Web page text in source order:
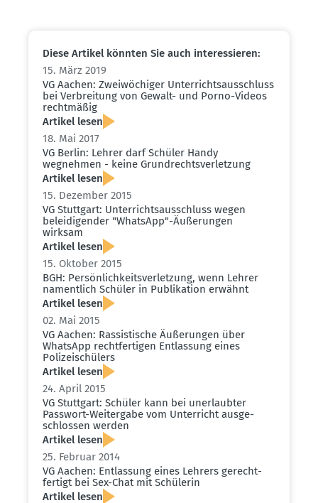
Diese Artikel könnten Sie auch inter­es­sieren:
15. März 2019
VG Aachen: Zweiwö­chiger Unter­richts­aus­schluss
bei Verbreitung von Gewalt- und Porno-Videos
recht­mäßig
Artikel lesen
18. Mai 2017
VG Berlin: Lehrer darf Schüler Handy
wegnehmen - keine Grund­rechts­ver­letzung
Artikel lesen
15. Dezember 2015
VG Stuttgart: Unter­richts­aus­schluss wegen
belei­di­gender "WhatsApp"-Äußerungen
wirksam
Artikel lesen
15. Oktober 2015
BGH: Persön­lich­keits­ver­letzung, wenn Lehrer
namentlich Schüler in Publi­kation erwähnt
Artikel lesen
02. Mai 2015
VG Aachen: Rassis­tische Äußerungen über
WhatsApp recht­fer­tigen Entlassung eines
Polizei­schülers
Artikel lesen
24. April 2015
VG Stuttgart: Schüler kann bei unerlaubter
Passwort-Weitergabe vom Unter­richt ausge­
schlossen werden
Artikel lesen
25. Februar 2014
VG Aachen: Entlassung eines Lehrers gerecht­
fertigt bei Sex-Chat mit Schülerin
Artikel lesen